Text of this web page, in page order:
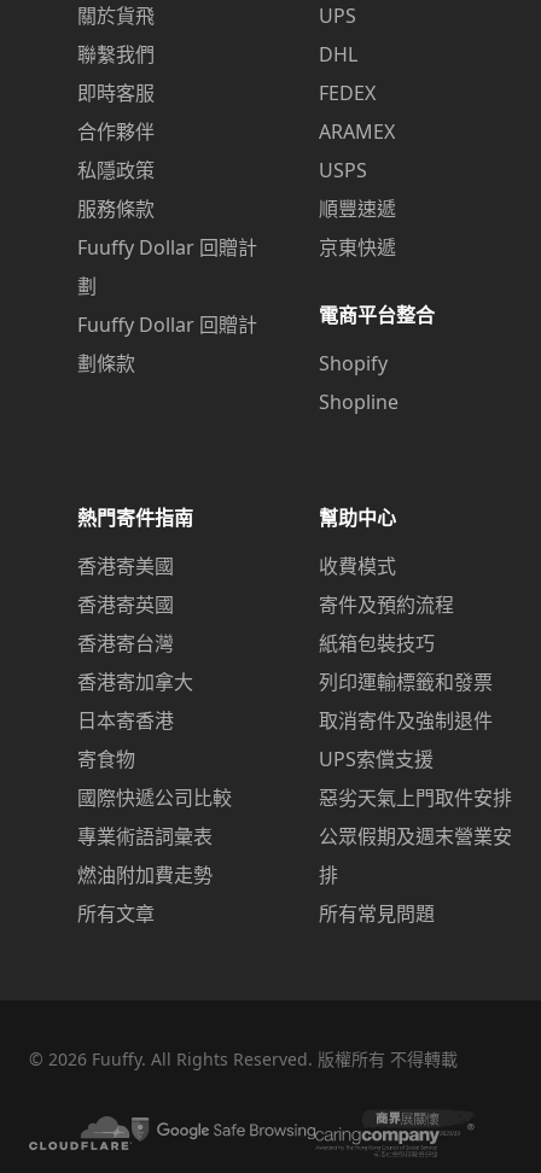
關於貨飛
聯繫我們
即時客服
合作夥伴
私隱政策
服務條款
Fuuffy Dollar 回贈計
劃
Fuuffy Dollar 回贈計
劃條款
UPS
DHL
FEDEX
ARAMEX
USPS
順豐速遞
京東快遞
電商平台整合
Shopify
Shopline
熱門寄件指南
香港寄美國
香港寄英國
香港寄台灣
香港寄加拿大
日本寄香港
寄食物
國際快遞公司比較
專業術語詞彙表
燃油附加費走勢
所有文章
幫助中心
收費模式
寄件及預約流程
紙箱包裝技巧
列印運輸標籤和發票
取消寄件及強制退件
UPS索償支援
惡劣天氣上門取件安排
公眾假期及週末營業安
排
所有常見問題
© 2026 Fuuffy. All Rights Reserved. 版權所有 不得轉載